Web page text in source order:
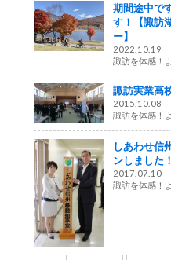
期間途中で
す！【諏訪
ー】
2022.10.19
諏訪を体感！
諏訪実業高
2015.10.08
諏訪を体感！
しあわせ信
ンしました！
2017.07.10
諏訪を体感！